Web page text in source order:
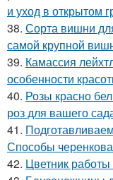
и уход в открытом
38. Сорта вишни
самой крупной
39. Камассия
особенности
40. Розы красно
роз для вашего
41.
Способы
42. Цветник